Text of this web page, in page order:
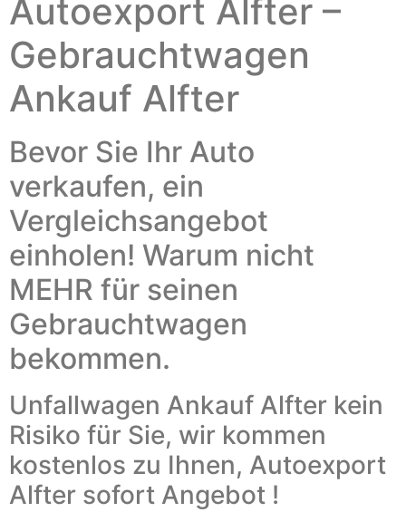
Autoexport Alfter –
Gebrauchtwagen
Ankauf Alfter
Bevor Sie Ihr Auto
verkaufen, ein
Vergleichsangebot
einholen! Warum nicht
MEHR für seinen
Gebrauchtwagen
bekommen.
Unfallwagen Ankauf Alfter kein
Risiko für Sie, wir kommen
kostenlos zu Ihnen, Autoexport
Alfter sofort Angebot !